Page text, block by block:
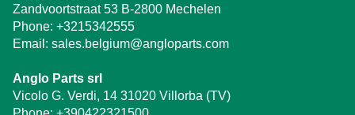
Zandvoortstraat 53 B-2800 Mechelen
Phone: +3215342555
Email: sales.belgium@angloparts.com
Anglo Parts srl
Vicolo G. Verdi, 14 31020 Villorba (TV)